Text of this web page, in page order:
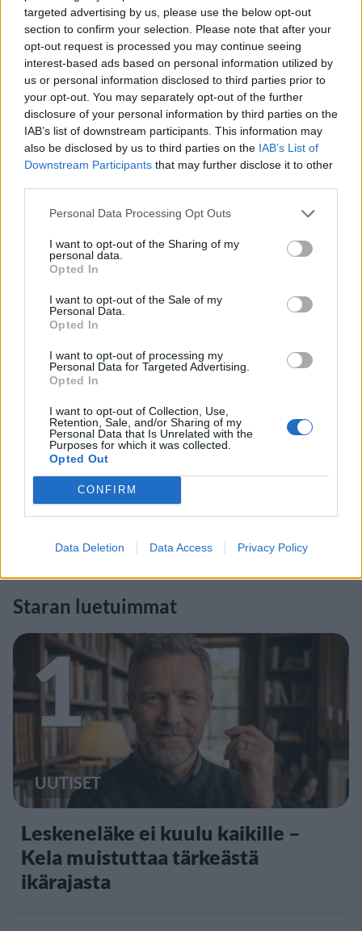
targeted advertising by us, please use the below opt-out
section to confirm your selection. Please note that after your
opt-out request is processed you may continue seeing
interest-based ads based on personal information utilized by
us or personal information disclosed to third parties prior to
your opt-out. You may separately opt-out of the further
disclosure of your personal information by third parties on the
IAB’s list of downstream participants. This information may
also be disclosed by us to third parties on the IAB’s List of
Downstream Participants that may further disclose it to other
Personal Data Processing Opt Outs
I want to opt-out of the Sharing of my
personal data.
Opted In
I want to opt-out of the Sale of my
Personal Data.
Opted In
I want to opt-out of processing my
Personal Data for Targeted Advertising.
Opted In
I want to opt-out of Collection, Use,
Retention, Sale, and/or Sharing of my
Personal Data that Is Unrelated with the
Purposes for which it was collected.
Opted Out
CONFIRM
Data Deletion Data Access Privacy Policy
Ilmoita virheestä · Tietoa meistä Toimitusperiaatteet
Staran luetuimmat
1
UUTISET
Leskeneläke ei kuulu kaikille –
Kela muistuttaa tärkeästä
ikärajasta